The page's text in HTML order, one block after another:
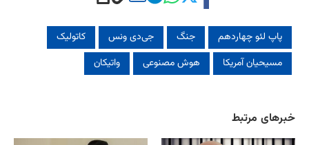
پاپ لئو چهاردهم جنگ جی‌دی ونس
کاتولیک‌
مسیحیان آمریکا
هوش مصنوعی واتیکان
خبرهای مرتبط